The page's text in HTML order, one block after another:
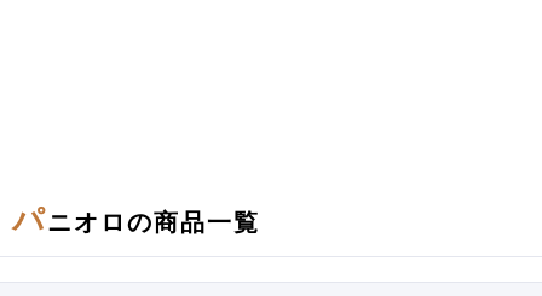
パニオロの商品一覧